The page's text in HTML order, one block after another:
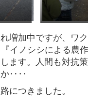
増加中ですが、ワ
イノシシによる農
ます。人間も対抗
か‥‥
につきました。